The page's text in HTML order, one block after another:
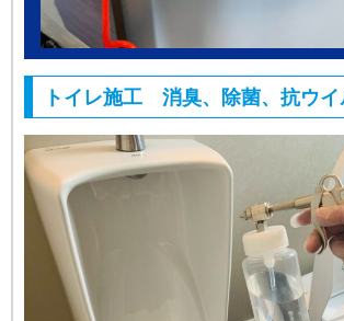
トイレ施工 消臭、除菌、抗ウイ